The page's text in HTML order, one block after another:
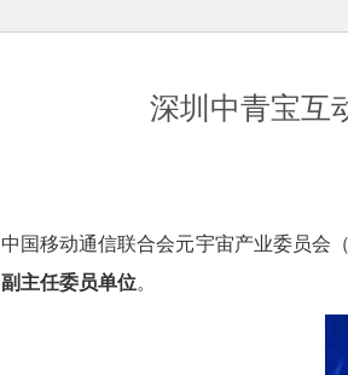
深圳中青宝互
中国移动通信联合会元宇宙产业委员会
副主任委员单位。